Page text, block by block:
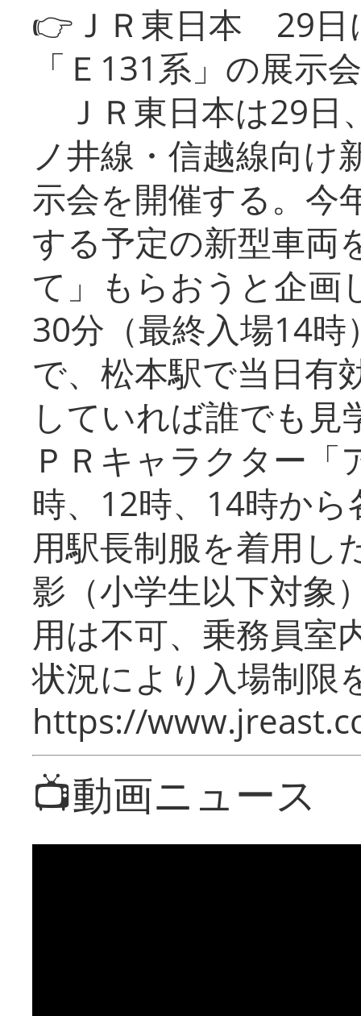
👉ＪＲ東日本 29日
「Ｅ131系」の展示会
ＪＲ東日本は29日
ノ井線・信越線向け
示会を開催する。今
する予定の新型車両
て」もらおうと企画
30分（最終入場14
で、松本駅で当日有
していれば誰でも
ＰＲキャラクター
時、12時、14時か
用駅長制服を着用し
影（小学生以下対象
用は不可、乗務員室
状況により入場制限
https://
📺動画ニュース